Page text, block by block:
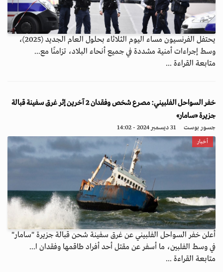
يحتفل الفرنسيون مساء اليوم الثلاثاء بحلول العام الجديد (2025)،
وسط إجراءات أمنية مشددة في جميع أنحاء البلاد، تزامنًا مع...
متابعة القراءة ...
خفر السواحل الفلبيني: مصرع شخص وفقدان 2 آخرين إثر غرق سفينة قبالة
جزيرة «سامار»
جسور بوست 31 ديسمبر 2024 - 14:02
أخبار
أعلن خفر السواحل الفلبيني عن غرق سفينة شحن قبالة جزيرة "سامار"
في وسط الفلبين، ما أسفر عن مقتل أحد أفراد طاقمها وفقدان ا...
متابعة القراءة ...